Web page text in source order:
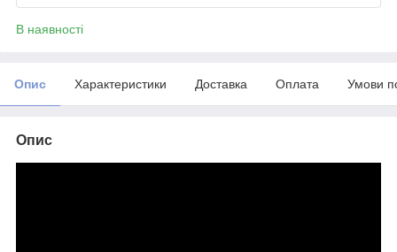
В наявності
Опис Характеристики Доставка Оплата Умови
Опис